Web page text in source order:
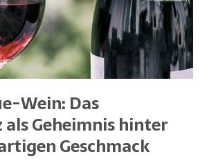
Wein: Das
Geheimnis hinter
Geschmack